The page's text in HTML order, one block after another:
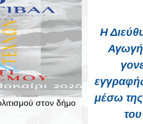
στον δήμο
Η
μέσω